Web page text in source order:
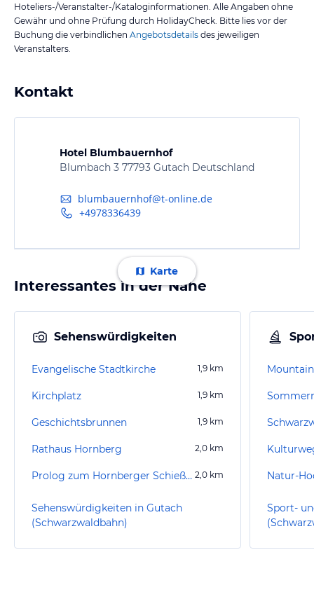
Hoteliers-/Veranstalter-/Kataloginformationen. Alle Angaben ohne
Gewähr und ohne Prüfung durch HolidayCheck. Bitte lies vor der
Buchung die verbindlichen Angebotsdetails des jeweiligen
Veranstalters.
Kontakt
Hotel Blumbauernhof
Blumbach 3 77793 Gutach Deutschland
blumbauernhof@t-online.de
+4978336439
Karte
Interessantes in der Nähe
Sehenswürdigkeiten
Evangelische Stadtkirche 1,9 km
Kirchplatz 1,9 km
Geschichtsbrunnen 1,9 km
Rathaus Hornberg 2,0 km
Prolog zum Hornberger Schießen 2,0 km
Sehenswürdigkeiten in Gutach
(Schwarzwaldbahn)
Natur-
Sport-